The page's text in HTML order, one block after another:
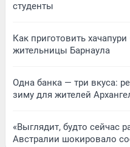
студенты
Как приготовить
жительницы Барнаула
Одна банка — три вкуса:
зиму для жителей
«Выглядит, будто сейчас
Австралии шокировало